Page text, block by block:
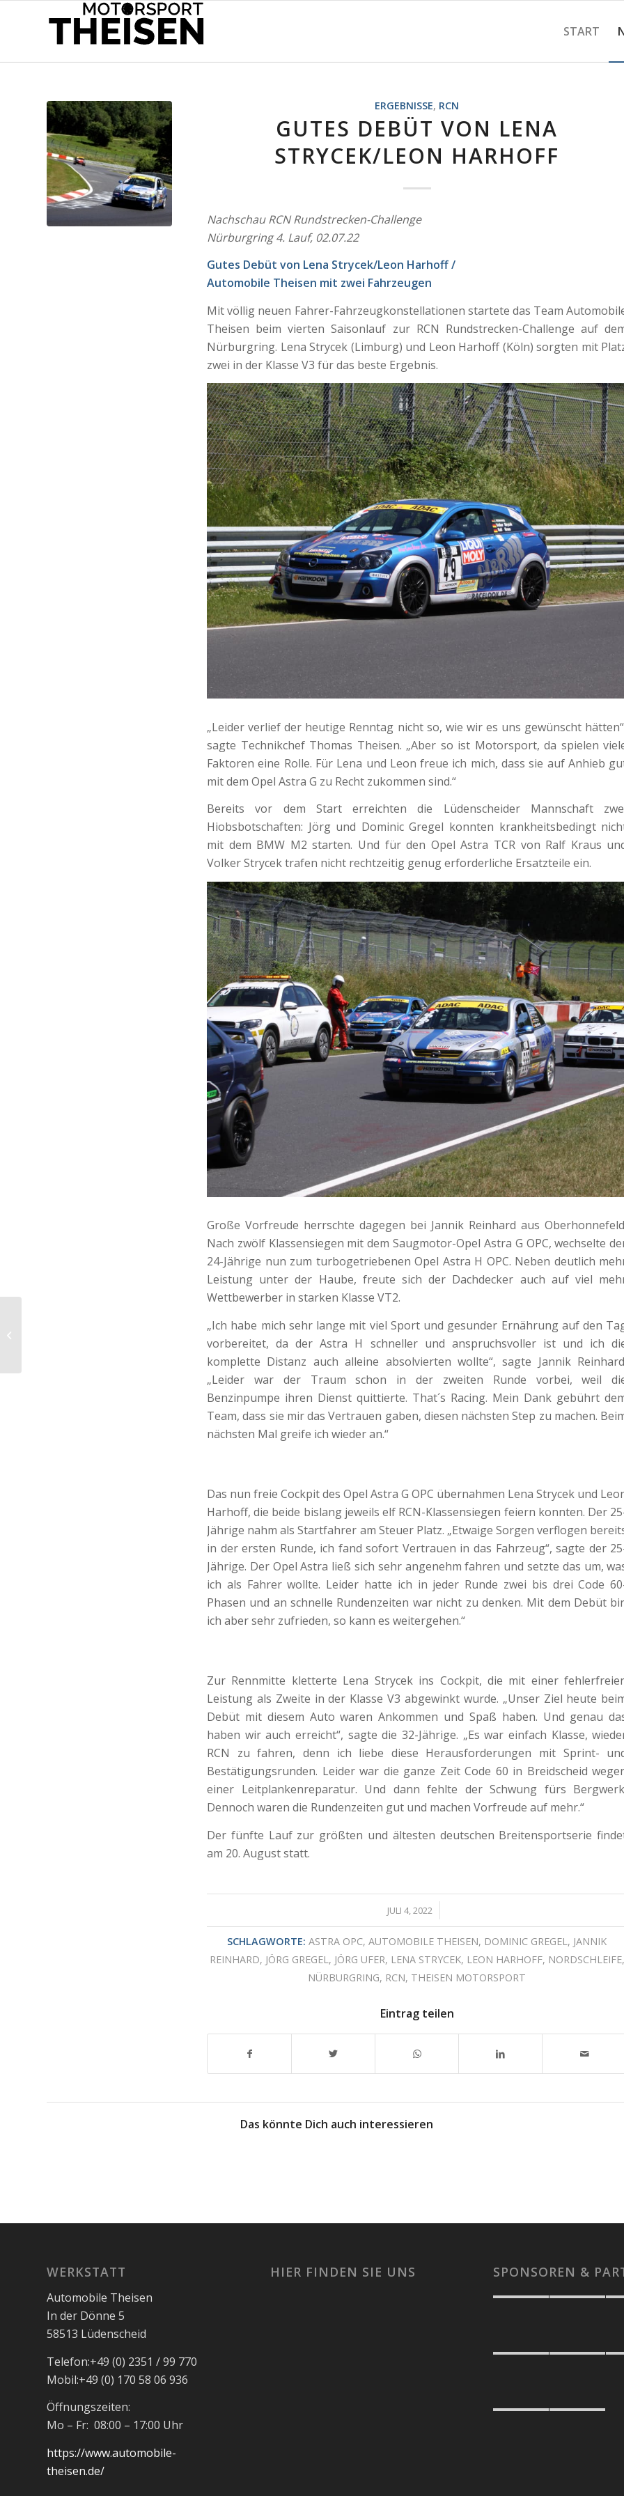
START
ERGEBNISSE, RCN
GUTES DEBÜT VON LENA
STRYCEK/LEON HARHOFF
Nachschau RCN Rundstrecken-Challenge
Nürburgring 4. Lauf, 02.07.22
Gutes Debüt von Lena Strycek/Leon Harhoff /
Automobile Theisen mit zwei Fahrzeugen
Mit völlig neuen Fahrer-Fahrzeugkonstellationen startete das Team
Theisen beim vierten Saisonlauf zur RCN Rundstrecken-Challenge auf
Nürburgring. Lena Strycek (Limburg) und Leon Harhoff (Köln) sorgten mit
zwei in der Klasse V3 für das beste Ergebnis.
„Leider verlief der heutige Renntag nicht so, wie wir es uns gewünscht
sagte Technikchef Thomas Theisen. „Aber so ist Motorsport, da spielen
Faktoren eine Rolle. Für Lena und Leon freue ich mich, dass sie auf Anhieb
mit dem Opel Astra G zu Recht zukommen sind.“
Bereits vor dem Start erreichten die Lüdenscheider Mannschaft
Hiobsbotschaften: Jörg und Dominic Gregel konnten krankheitsbedingt
mit dem BMW M2 starten. Und für den Opel Astra TCR von Ralf Kraus
Volker Strycek trafen nicht rechtzeitig genug erforderliche Ersatzteile ein.
Große Vorfreude herrschte dagegen bei Jannik Reinhard aus
Nach zwölf Klassensiegen mit dem Saugmotor-Opel Astra G OPC, wechselte
24-Jährige nun zum turbogetriebenen Opel Astra H OPC. Neben deutlich
Leistung unter der Haube, freute sich der Dachdecker auch auf viel
Wettbewerber in starken Klasse VT2.
„Ich habe mich sehr lange mit viel Sport und gesunder Ernährung auf den
vorbereitet, da der Astra H schneller und anspruchsvoller ist und ich
komplette Distanz auch alleine absolvierten wollte“, sagte Jannik
„Leider war der Traum schon in der zweiten Runde vorbei, weil
Benzinpumpe ihren Dienst quittierte. That´s Racing. Mein Dank gebührt
Team, dass sie mir das Vertrauen gaben, diesen nächsten Step zu machen.
nächsten Mal greife ich wieder an.“
Das nun freie Cockpit des Opel Astra G OPC übernahmen Lena Strycek und
Harhoff, die beide bislang jeweils elf RCN-Klassensiegen feiern konnten. Der
Jährige nahm als Startfahrer am Steuer Platz. „Etwaige Sorgen verflogen
in der ersten Runde, ich fand sofort Vertrauen in das Fahrzeug“, sagte der
Jährige. Der Opel Astra ließ sich sehr angenehm fahren und setzte das um,
ich als Fahrer wollte. Leider hatte ich in jeder Runde zwei bis drei Code
Phasen und an schnelle Rundenzeiten war nicht zu denken. Mit dem Debüt
ich aber sehr zufrieden, so kann es weitergehen.“
Zur Rennmitte kletterte Lena Strycek ins Cockpit, die mit einer
Leistung als Zweite in der Klasse V3 abgewinkt wurde. „Unser Ziel heute
Debüt mit diesem Auto waren Ankommen und Spaß haben. Und genau
haben wir auch erreicht“, sagte die 32-Jährige. „Es war einfach Klasse,
RCN zu fahren, denn ich liebe diese Herausforderungen mit Sprint-
Bestätigungsrunden. Leider war die ganze Zeit Code 60 in Breidscheid
einer Leitplankenreparatur. Und dann fehlte der Schwung fürs
Dennoch waren die Rundenzeiten gut und machen Vorfreude auf mehr.“
Der fünfte Lauf zur größten und ältesten deutschen Breitensportserie
am 20. August statt.
JULI 4, 2022
/
SCHLAGWORTE: ASTRA OPC,AUTOMOBILE THEISEN, DOMINIC GREGEL, JANNIK
REINHARD, JÖRG GREGEL, JÖRG UFER, LENA STRYCEK, LEON HARHOFF, NORDSCHLEIFE,
NÜRBURGRING, RCN, THEISEN MOTORSPORT
Eintrag teilen
Das könnte Dich auch interessieren
WERKSTATT
Automobile Theisen
In der Dönne 5
58513 Lüdenscheid
Telefon:+49 (0) 2351 / 99 770
Mobil:+49 (0) 170 58 06 936
Öffnungszeiten:
Mo – Fr: 08:00 – 17:00 Uhr
https://www.automobile-
theisen.de/
HIER FINDEN SIE UNS SPONSOREN &